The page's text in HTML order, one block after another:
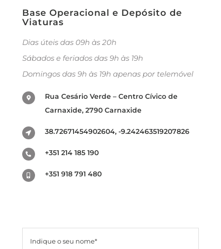
Base Operacional e Depósito de
Viaturas
Dias úteis das 09h às 20h
Sábados e feriados das 9h às 19h
Domingos das 9h às 19h apenas por telemóvel
Rua Cesário Verde – Centro Cívico de
Carnaxide, 2790 Carnaxide
38.72671454902604, -9.242463519207826
+351 214 185 190
+351 918 791 480